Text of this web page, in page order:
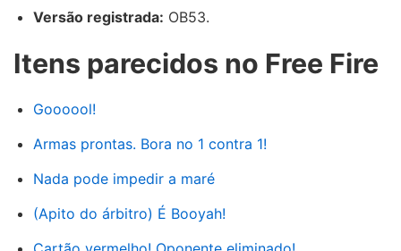
Versão registrada: OB53.
Itens parecidos no Free Fire
Goooool!
Armas prontas. Bora no 1 contra 1!
Nada pode impedir a maré
(Apito do árbitro) É Booyah!